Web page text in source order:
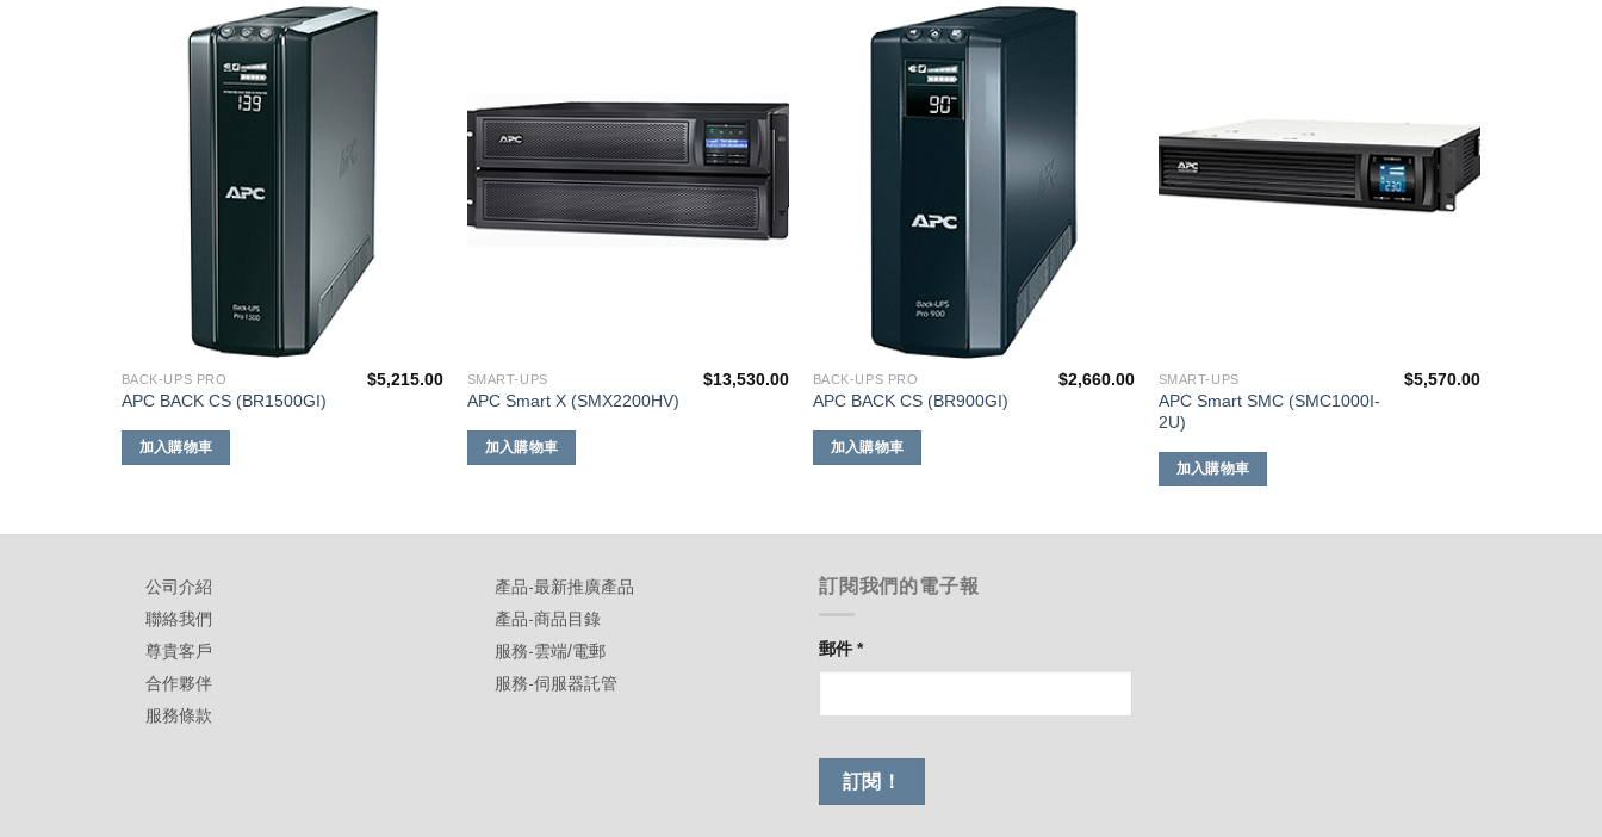
BACK-UPS PRO
APC BACK CS (BR1500GI)
$5,215.00
加入購物車
望清
單
SMART-UPS
APC Smart X (SMX2200HV)
$13,530.00
加入購物車
BACK-UPS PRO
APC BACK CS (BR900GI)
$2,660.00
加入購物車
單
SMART-UPS
APC Smart SMC (SMC1000I-
2U)
$5,570.00
加入購物車
公司介紹
聯絡我們
尊貴客戶
合作夥伴
服務條款
產品-最新推廣產品
產品-商品目錄
服務-雲端/電郵
服務-伺服器託管
訂閱我們的電子報
郵件*